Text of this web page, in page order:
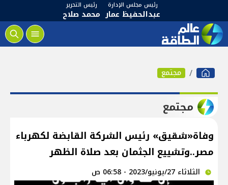
رئيس مجلس الإدارة
عبدالحفيظ عمار
رئيس التحرير
محمد صلاح
مجتمع
مجتمع
وفاة«شقيق» رئيس الشركة القابضة لكهرباء
مصر..وتشييع الجثمان بعد صلاة الظهر
الثلاثاء 27/يونيو/2023 - 06:58 ص